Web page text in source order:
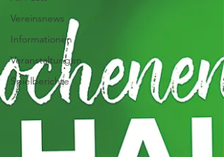
Vereinsnews
Informationen
Veranstaltungen
Spielberichte